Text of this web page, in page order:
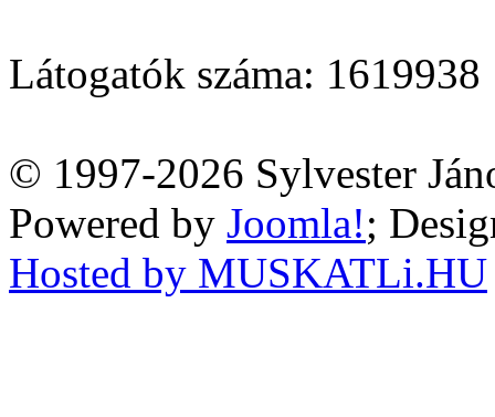
Látogatók száma: 1619938
© 1997-2026 Sylvester
Powered by Joomla!;
Hosted by MUSKATLi.HU